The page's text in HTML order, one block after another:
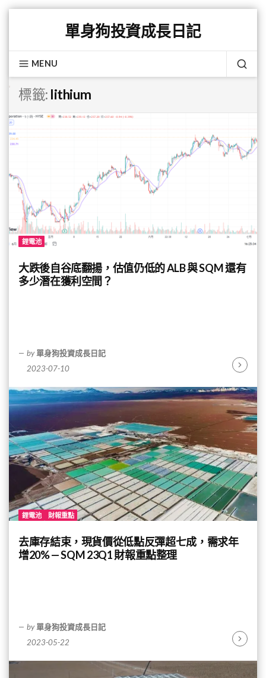
content
單身狗投資成長日記
MENU
標籤: lithium
鋰電池
大跌後自谷底翻揚，估值仍低的 ALB 與 SQM 還有
多少潛在獲利空間？
by 單身狗投資成長日記
2023-07-10
鋰電池 財報重點
去庫存結束，現貨價從低點反彈超七成，需求年
增20% — SQM 23Q1 財報重點整理
by 單身狗投資成長日記
2023-05-22